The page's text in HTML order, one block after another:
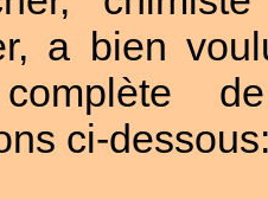
a bien
complète
ci-